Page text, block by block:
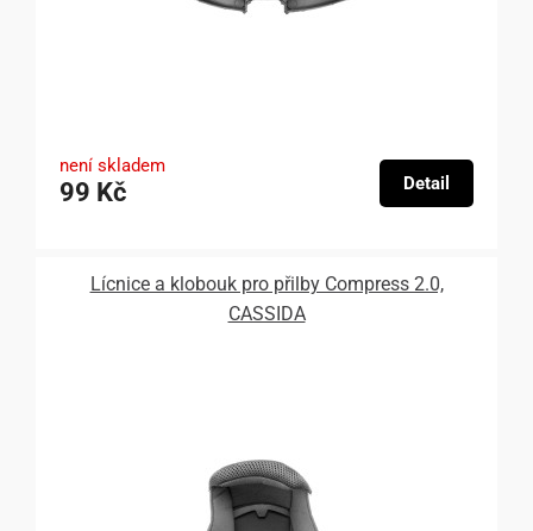
není skladem
99 Kč Detail
Lícnice a klobouk pro přilby Compress 2.0,
CASSIDA